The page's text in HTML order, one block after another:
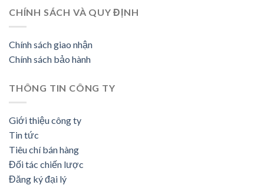
CHÍNH SÁCH VÀ QUY ĐỊNH
Chính sách giao nhận
Chính sách bảo hành
THÔNG TIN CÔNG TY
Giới thiệu công ty
Tin tức
Tiêu chí bán hàng
Đối tác chiến lược
Đăng ký đại lý